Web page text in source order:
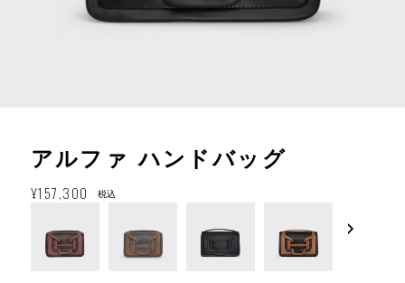
アルファ ハンドバッグ
通
価
格
¥157,300 税込